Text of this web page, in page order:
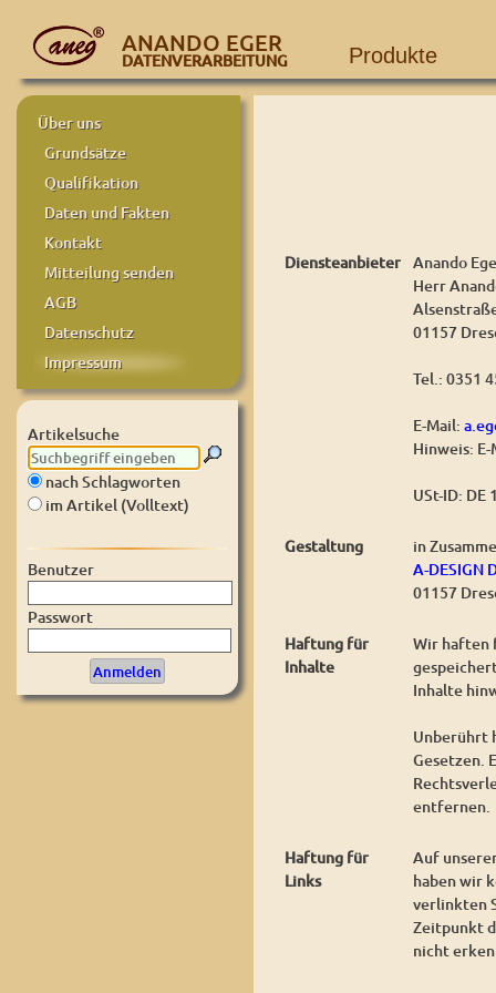
ANANDO EGER
DATENVERARBEITUNG Produkte
Über uns
Grundsätze
Qualifikation
Daten und Fakten
Kontakt
Mitteilung senden
AGB
Datenschutz
Impressum
Artikelsuche
nach Schlagworten
im Artikel (Volltext)
Benutzer
Passwort
Diensteanbieter Anando
Herr
01157
Tel.: 0351
E-Mail:
Hinweis:
USt-ID: DE
Gestaltung
in
A-DESIGN
01157
Haftung für
Inhalte
Wir haften
Inhalte
Unberührt
Gesetzen.
entfernen.
Haftung für
Links
Auf
haben wir
verlinkten
Zeitpunkt
nicht